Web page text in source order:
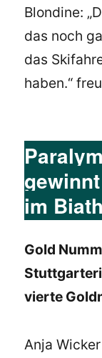
Blondine:
das noch
das
haben.“
im
Gold
vierte
Anja